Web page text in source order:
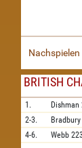
Nachspielen
BRITISH
1. Dishman
2-3.
Bradbury
4-6.
Webb